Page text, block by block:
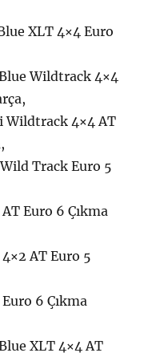
XLT 4×4 Euro
Wildtrack 4×4
Wildtrack 4×4 AT
Track Euro 5
Euro 6 Çıkma
AT Euro 5
6 Çıkma
XLT 4×4 AT